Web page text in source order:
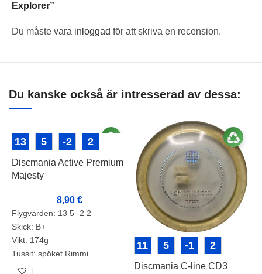
Explorer”
Du måste vara inloggad för att skriva en recension.
Du kanske också är intresserad av dessa:
13 5 -2 2
Discmania Active Premium
Majesty
8,90€
Flygvärden: 13 5 -2 2
Skick: B+
Vikt: 174g
Tussit: spöket Rimmi
11 5 -1 2
Discmania C-line CD3